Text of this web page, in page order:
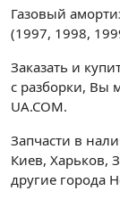
Газовый
(1997, 1998,
Заказать и
с разборки, Вы
UA.COM.
Запчасти в
Киев, Харьков,
другие города